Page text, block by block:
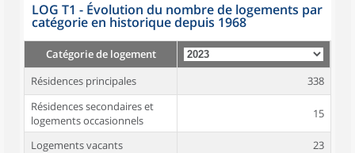
LOG T1 - Évolution du nombre de logements par
catégorie en historique depuis 1968
Catégorie de logement
Résidences principales
338
Résidences secondaires et
logements occasionnels
15
Logements vacants
23